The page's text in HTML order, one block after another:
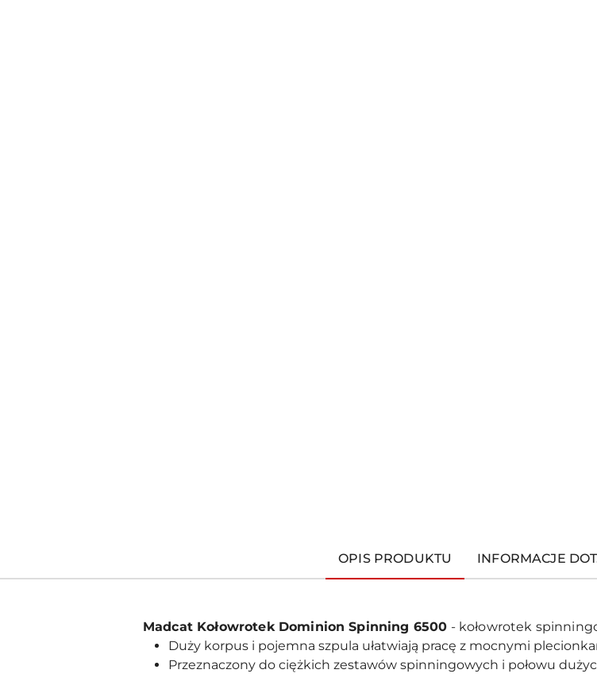
OPIS PRODUKTU INFORMACJE
Madcat Kołowrotek Dominion Spinning 6500 - kołowrotek
Duży korpus i pojemna szpula ułatwiają pracę z mocnymi
Przeznaczony do ciężkich zestawów spinningowych i połowu